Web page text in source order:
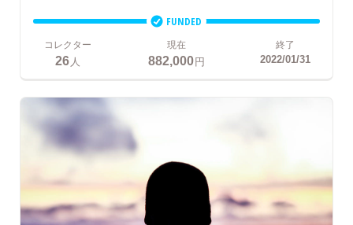
FUNDED
コレクター
26人
現在
882,000円
終了
2022/01/31